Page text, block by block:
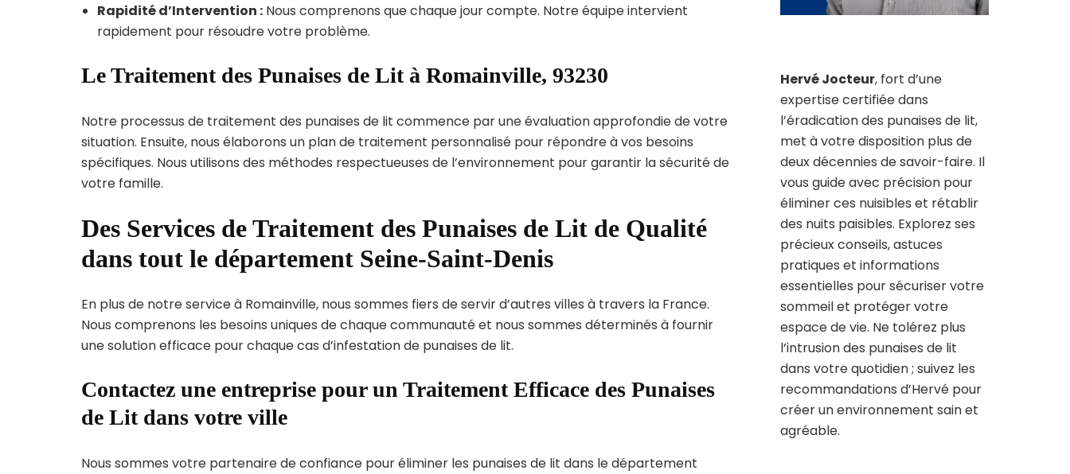
Rapidité d’Intervention : Nous comprenons que chaque jour compte. Notre équipe intervient
rapidement pour résoudre votre problème.
Le Traitement des Punaises de Lit à Romainville, 93230
Notre processus de traitement des punaises de lit commence par une évaluation approfondie de votre
situation. Ensuite, nous élaborons un plan de traitement personnalisé pour répondre à vos besoins
spécifiques. Nous utilisons des méthodes respectueuses de l’environnement pour garantir la sécurité de
votre famille.
Des Services de Traitement des Punaises de Lit de Qualité
dans tout le département Seine-Saint-Denis
En plus de notre service à Romainville, nous sommes fiers de servir d’autres villes à travers la France.
Nous comprenons les besoins uniques de chaque communauté et nous sommes déterminés à fournir
une solution efficace pour chaque cas d’infestation de punaises de lit.
Contactez une entreprise pour un Traitement Efficace des Punaises
de Lit dans votre ville
Nous sommes votre partenaire de confiance pour éliminer les punaises de lit dans le département
Hervé Jocteur, fort d’une
expertise certifiée dans
l’éradication des punaises de lit,
met à votre disposition plus de
deux décennies de savoir-faire. Il
vous guide avec précision pour
éliminer ces nuisibles et rétablir
des nuits paisibles. Explorez ses
précieux conseils, astuces
pratiques et informations
essentielles pour sécuriser votre
sommeil et protéger votre
espace de vie. Ne tolérez plus
l’intrusion des punaises de lit
dans votre quotidien ; suivez les
recommandations d’Hervé pour
créer un environnement sain et
agréable.